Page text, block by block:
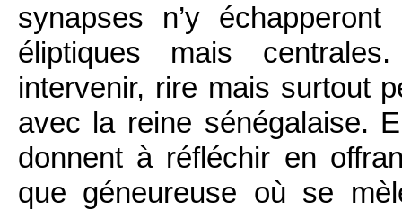
synapses n’y
éliptiques mais
intervenir, rire mais surtout
avec la reine sénégalaise.
donnent à réfléchir en
que géneureuse où se